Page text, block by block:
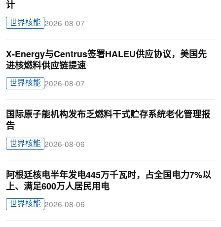
计
世界核能 2026-08-07
X-Energy与Centrus签署HALEU供应协议，美国先
进核燃料供应链提速
世界核能 2026-08-07
国际原子能机构发布乏燃料干式贮存系统老化管理报
告
世界核能 2026-08-06
阿根廷核电半年发电445万千瓦时，占全国电力7%以
上、满足600万人居民用电
世界核能 2026-08-06